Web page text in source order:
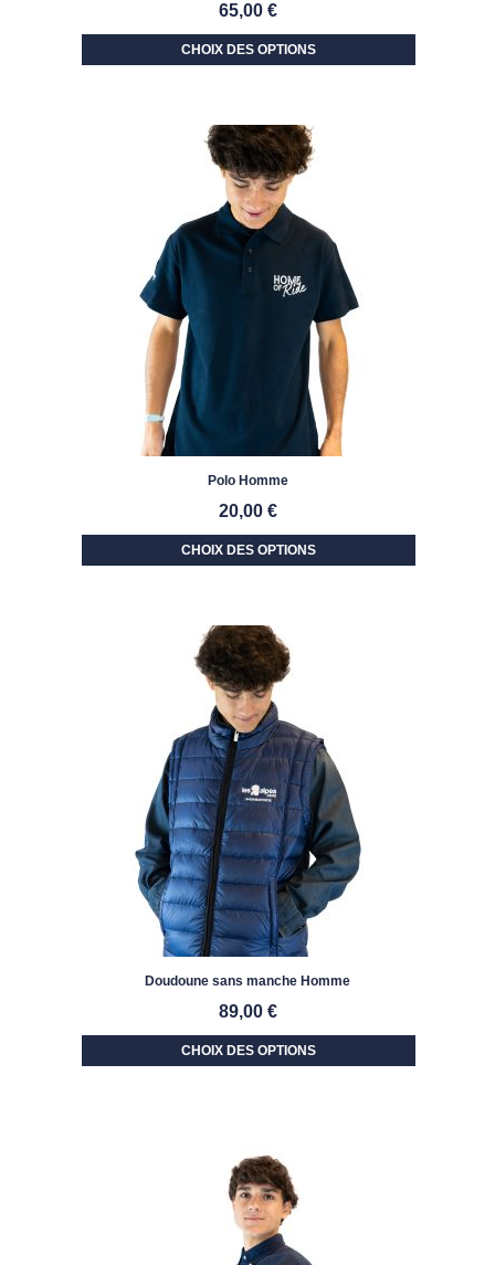
65,00 €
CHOIX DES OPTIONS
Polo Homme
20,00 €
CHOIX DES OPTIONS
Doudoune sans manche Homme
89,00 €
CHOIX DES OPTIONS